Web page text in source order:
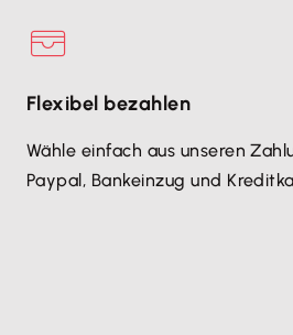
Flexibel bezahlen
Wähle einfach aus unseren
Paypal, Bankeinzug und